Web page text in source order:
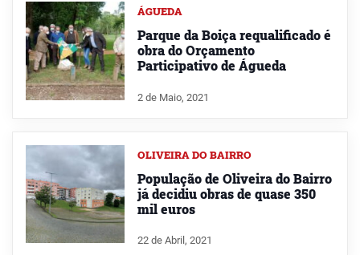
ÁGUEDA
Parque da Boiça requalificado é
obra do Orçamento
Participativo de Águeda
2 de Maio, 2021
OLIVEIRA DO BAIRRO
População de Oliveira do Bairro
já decidiu obras de quase 350
mil euros
22 de Abril, 2021